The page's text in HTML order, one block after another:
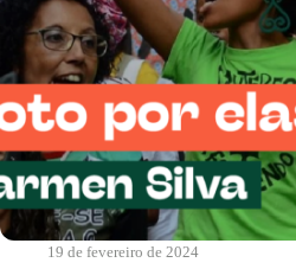
19 de fevereiro de 2024